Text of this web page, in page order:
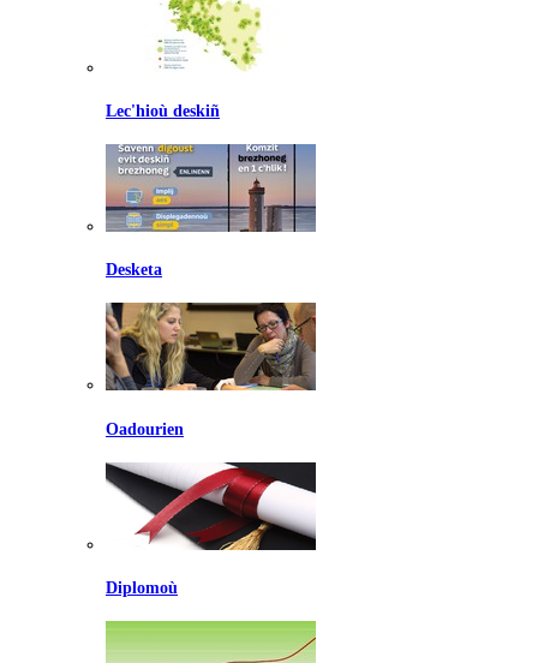
Lec'hioù deskiñ
Desketa
Oadourien
Diplomoù